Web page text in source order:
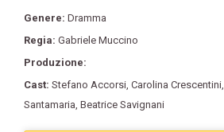
Genere: Dramma
Regia: Gabriele Muccino
Produzione:
Cast: Stefano Accorsi, Carolina Crescentini,
Santamaria, Beatrice Savignani